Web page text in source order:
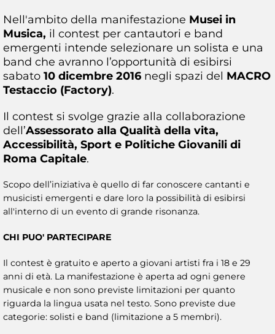
Nell'ambito della manifestazione Musei in
Musica, il contest per cantautori e band
emergenti intende selezionare un solista e una
band che avranno l’opportunità di esibirsi
sabato 10 dicembre 2016 negli spazi del MACRO
Testaccio (Factory).
Il contest si svolge grazie alla collaborazione
dell’Assessorato alla Qualità della vita,
Accessibilità, Sport e Politiche Giovanili di
Roma Capitale.
Scopo dell’iniziativa è quello di far conoscere cantanti e
musicisti emergenti e dare loro la possibilità di esibirsi
all'interno di un evento di grande risonanza.
CHI PUO' PARTECIPARE
Il contest è gratuito e aperto a giovani artisti fra i 18 e 29
anni di età. La manifestazione è aperta ad ogni genere
musicale e non sono previste limitazioni per quanto
riguarda la lingua usata nel testo. Sono previste due
categorie: solisti e band (limitazione a 5 membri).